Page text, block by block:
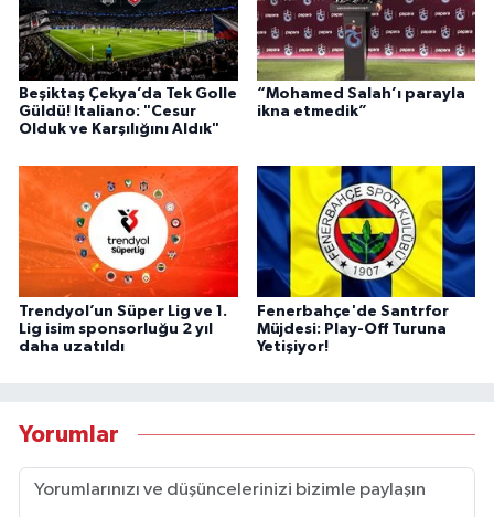
Beşiktaş Çekya’da Tek Golle
Güldü! Italiano: "Cesur
Olduk ve Karşılığını Aldık"
“Mohamed Salah’ı parayla
ikna etmedik”
Trendyol’un Süper Lig ve 1.
Lig isim sponsorluğu 2 yıl
daha uzatıldı
Fenerbahçe'de Santrfor
Müjdesi: Play-Off Turuna
Yetişiyor!
Yorumlar